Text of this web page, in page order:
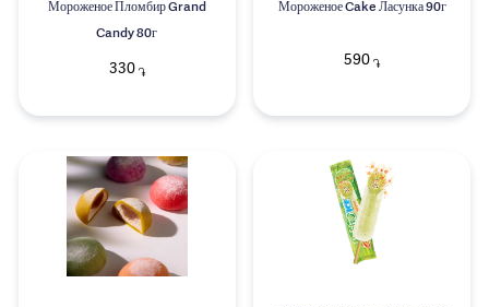
Мороженое Пломбир Grand
Candy 80г
330֏
Мороженое Cake Ласунка 90г
590 ֏